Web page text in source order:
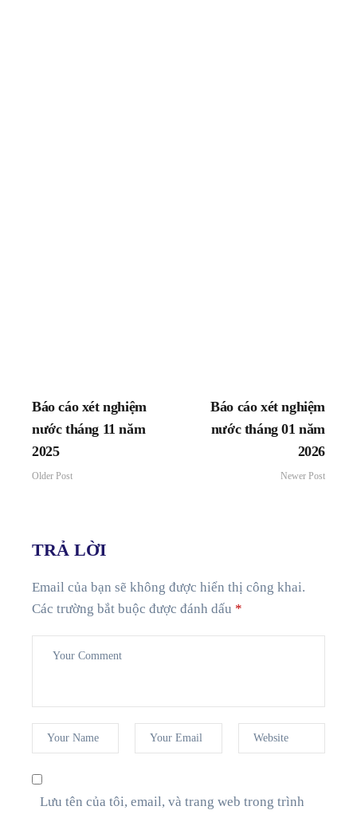
Báo cáo xét nghiệm
nước tháng 11 năm
2025
Older Post
Báo cáo xét nghiệm
nước tháng 01 năm
2026
Newer Post
TRẢ LỜI
Email của bạn sẽ không được hiển thị công khai.
Các trường bắt buộc được đánh dấu *
Lưu tên của tôi, email, và trang web trong trình